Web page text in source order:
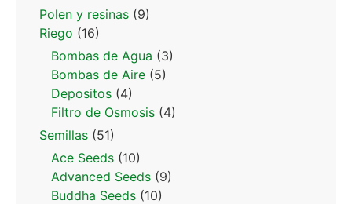
Polen y resinas (9)
Riego (16)
Bombas de Agua (3)
Bombas de Aire (5)
Depositos (4)
Filtro de Osmosis (4)
Semillas (51)
Ace Seeds (10)
Advanced Seeds (9)
Buddha Seeds (10)